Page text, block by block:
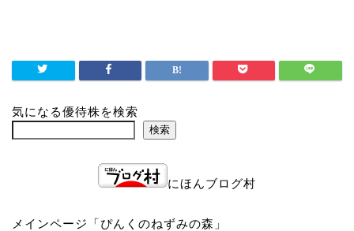
気になる優待株を検索
検索
にほんブログ村
メインページ「ぴんくのねずみの森 」